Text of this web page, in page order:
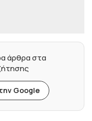
άρθρα στα
Google